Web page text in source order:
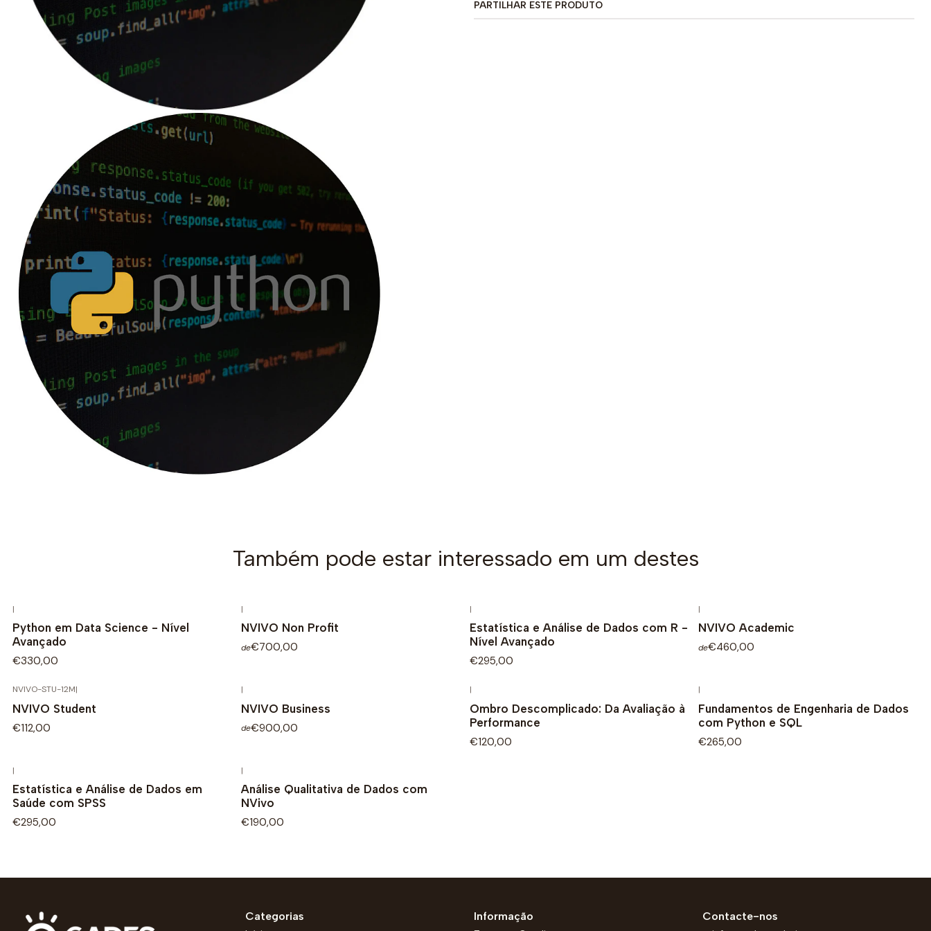
PARTILHAR ESTE PRODUTO
Também pode estar interessado em um destes
|
Python em Data Science - Nível
Avançado
€330,00
|
NVIVO Non Profit
de€700,00
|
Estatística e Análise de Dados com R -
Nível Avançado
€295,00
|
NVIVO Academic
de€460,00
NVIVO-STU-12M|
NVIVO Student
€112,00
|
NVIVO Business
de€900,00
|
Ombro Descomplicado: Da Avaliação à
Performance
€120,00
|
Fundamentos de Engenharia de Dados
com Python e SQL
€265,00
|
Estatística e Análise de Dados em
Saúde com SPSS
€295,00
|
Análise Qualitativa de Dados com
NVivo
€190,00
Categorias Informação Contacte-nos